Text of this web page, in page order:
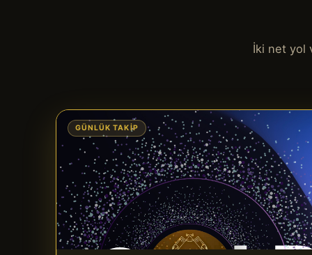
İki net yol
GÜNLÜK TAKIP